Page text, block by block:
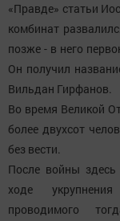
«Правде» статьи
комбинат
позже - в него
Он получил
Вильдан Гирфанов.
Во время Великой
более двухсот
без вести.
После войны
ходе
проводимого